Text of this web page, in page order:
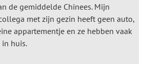
de gemiddelde Chinees. Mijn
met zijn gezin heeft geen auto,
appartementje en ze hebben vaak
in huis.